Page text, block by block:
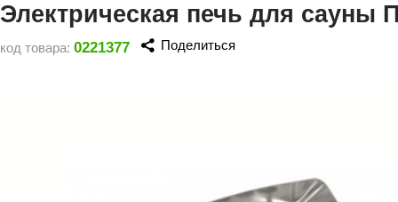
Электрические печи
ИК сауны
Grandis Born
Composit
Электрическая печь для сауны
код товара: 0221377 Поделиться